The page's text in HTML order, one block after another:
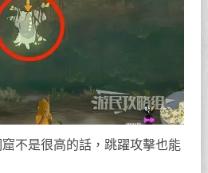
不是很高的話，跳躍攻擊也能